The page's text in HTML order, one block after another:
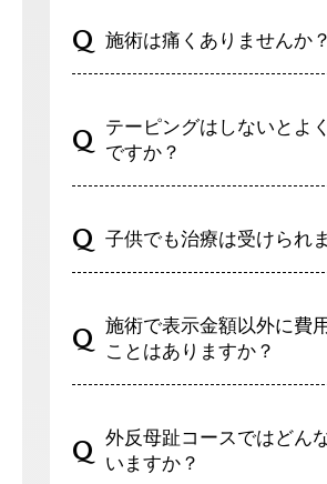
必ず、二次的障害が発生します
が、その方たちの多くに右記のよ
いる人が多くいます。
す。「痛みが無いからまだ大丈夫
めの受診をお薦めします。
施術は痛くありませんか？
施術ではありません。痛みの少
テーピングはしないとよ
ですか？
す。
りますので、認定院の先生へご
子供でも治療は受けられ
お子様からご年配の方まで、治
施術で表示金額以外に費
ことはありますか？
外反母趾コースではどん
いますか？